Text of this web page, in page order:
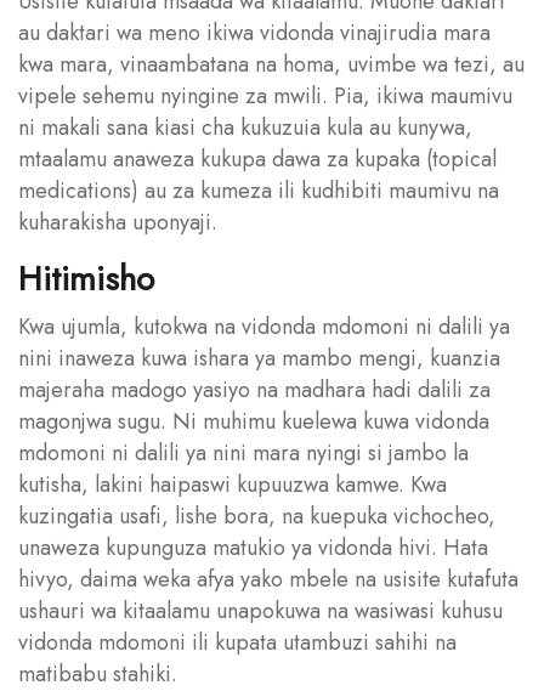
au daktari wa meno ikiwa vidonda vinajirudia mara
kwa mara, vinaambatana na homa, uvimbe wa tezi, au
vipele sehemu nyingine za mwili. Pia, ikiwa maumivu
ni makali sana kiasi cha kukuzuia kula au kunywa,
mtaalamu anaweza kukupa dawa za kupaka (topical
medications) au za kumeza ili kudhibiti maumivu na
kuharakisha uponyaji.
Hitimisho
Kwa ujumla, kutokwa na vidonda mdomoni ni dalili ya
nini inaweza kuwa ishara ya mambo mengi, kuanzia
majeraha madogo yasiyo na madhara hadi dalili za
magonjwa sugu. Ni muhimu kuelewa kuwa vidonda
mdomoni ni dalili ya nini mara nyingi si jambo la
kutisha, lakini haipaswi kupuuzwa kamwe. Kwa
kuzingatia usafi, lishe bora, na kuepuka vichocheo,
unaweza kupunguza matukio ya vidonda hivi. Hata
hivyo, daima weka afya yako mbele na usisite kutafuta
ushauri wa kitaalamu unapokuwa na wasiwasi kuhusu
vidonda mdomoni ili kupata utambuzi sahihi na
matibabu stahiki.